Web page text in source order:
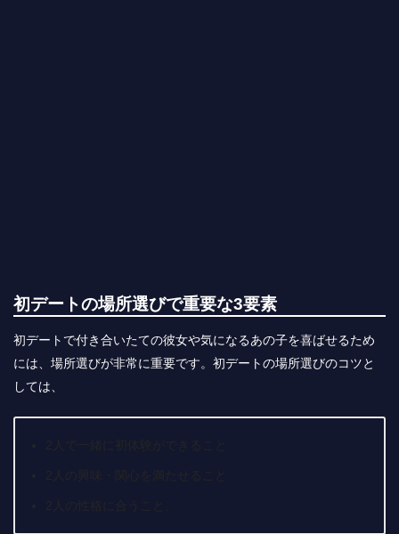
初デートの場所選びで重要な3要素
初デートで付き合いたての彼女や気になるあの子を喜ばせるため
には、場所選びが非常に重要です。 初デートの場所選びのコツと
しては、